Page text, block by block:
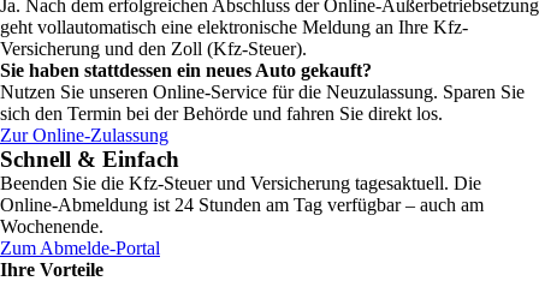
Ja. Nach dem erfolgreichen Abschluss der Online-Außerbetriebsetzung
geht vollautomatisch eine elektronische Meldung an Ihre Kfz-
Versicherung und den Zoll (Kfz-Steuer).
Sie haben stattdessen ein neues Auto gekauft?
Nutzen Sie unseren Online-Service für die Neuzulassung. Sparen Sie
sich den Termin bei der Behörde und fahren Sie direkt los.
Zur Online-Zulassung
Schnell & Einfach
Beenden Sie die Kfz-Steuer und Versicherung tagesaktuell. Die
Online-Abmeldung ist 24 Stunden am Tag verfügbar – auch am
Wochenende.
Zum Abmelde-Portal
Ihre Vorteile